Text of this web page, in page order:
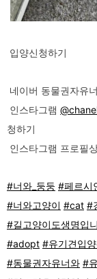
입양신청하기
네이버 동물권자유
인스타그램
청하기
인스타그램 프로필
#너와_둥둥 #페르시
#너와고양이 #cat #
#길고양이도생명입
#adopt #유기견입
#동물권자유너와 #